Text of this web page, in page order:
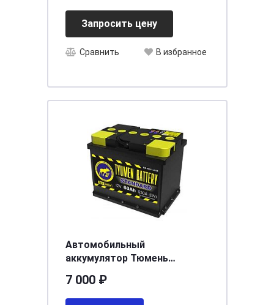
Запросить цену
Сравнить В избранное
Автомобильный
аккумулятор Тюмень
Ca/Ca [д242ш175в190/520]
[L2]
7 000 ₽